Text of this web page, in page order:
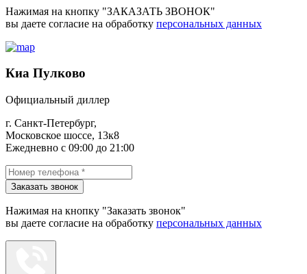
Нажимая на кнопку "ЗАКАЗАТЬ ЗВОНОК"
вы даете согласие на обработку персональных данных
Киа Пулково
Официальный диллер
г. Санкт-Петербург,
Московское шоссе, 13к8
Ежедневно с 09:00 до 21:00
Заказать звонок
Нажимая на кнопку "Заказать звонок"
вы даете согласие на обработку персональных данных